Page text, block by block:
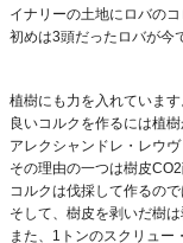
イナリーの土地にロバの
初めは3頭だったロバが今
植樹にも力を入れています
良いコルクを作るには植
アレクシャンドレ・レウ
その理由の一つは樹皮CO2
コルクは伐採して作るの
そして、樹皮を剥いだ樹
また、1トンのスクリュー